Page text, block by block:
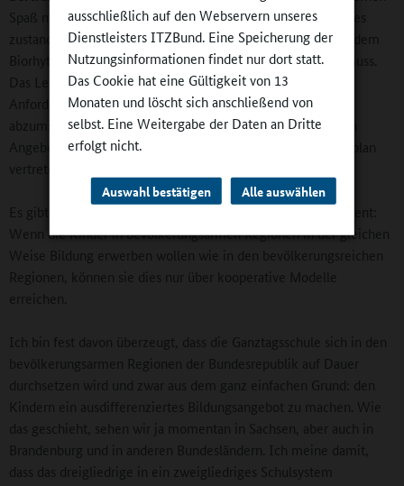
ausschließlich auf den Webservern unseres
Dienstleisters ITZBund. Eine Speicherung der
Nutzungsinformationen findet nur dort statt.
Das Cookie hat eine Gültigkeit von 13
Monaten und löscht sich anschließend von
selbst. Eine Weitergabe der Daten an Dritte
erfolgt nicht.
Auswahl bestätigen Alle auswählen
Spaß machen soll, andernfalls kriegen sie ja nichts Wirkliches
zustande. Die Konsequenz daraus ist doch, dass das Lernen dem
Biorhythmus der Kinder entsprechend organisiert werden muss.
Das Lernen hat auch Elemente, das die Kinder mit hohen
Anforderungen konfrontiert. Um diese Anforderungen
abzumildern, brauchen die Schulen ein Modell, in dem auch
Angebote enthalten sind, die nicht in dem klassischen Lehrplan
vertreten sind.
Es gibt aber auch ein ganz zentrales demografisches Argument:
Wenn die Kinder in bevölkerungsarmen Regionen in der gleichen
Weise Bildung erwerben wollen wie in den bevölkerungsreichen
Regionen, können sie dies nur über kooperative Modelle
erreichen.
Ich bin fest davon überzeugt, dass die Ganztagsschule sich in den
bevölkerungsarmen Regionen der Bundesrepublik auf Dauer
durchsetzen wird und zwar aus dem ganz einfachen Grund: den
Kindern ein ausdifferenziertes Bildungsangebot zu machen. Wie
das geschieht, sehen wir ja momentan in Sachsen, aber auch in
Brandenburg und in anderen Bundesländern. Ich meine damit,
dass das dreigliedrige in ein zweigliedriges Schulsystem